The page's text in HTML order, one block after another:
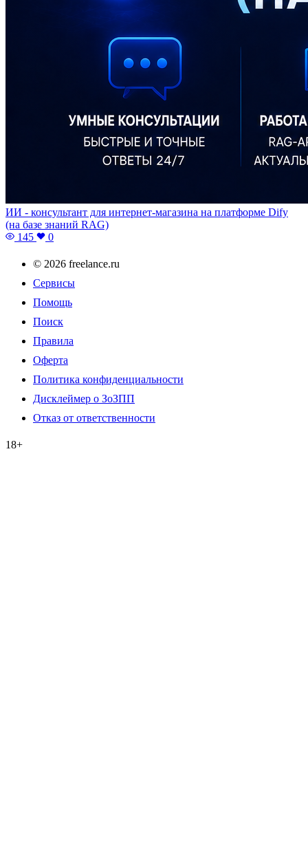
ИИ - консультант для интернет-магазина на платформе Dify
(на базе знаний RAG)
145
0
© 2026 freelance.ru
Сервисы
Помощь
Поиск
Правила
Оферта
Политика конфиденциальности
Дисклеймер о ЗоЗПП
Отказ от ответственности
18+